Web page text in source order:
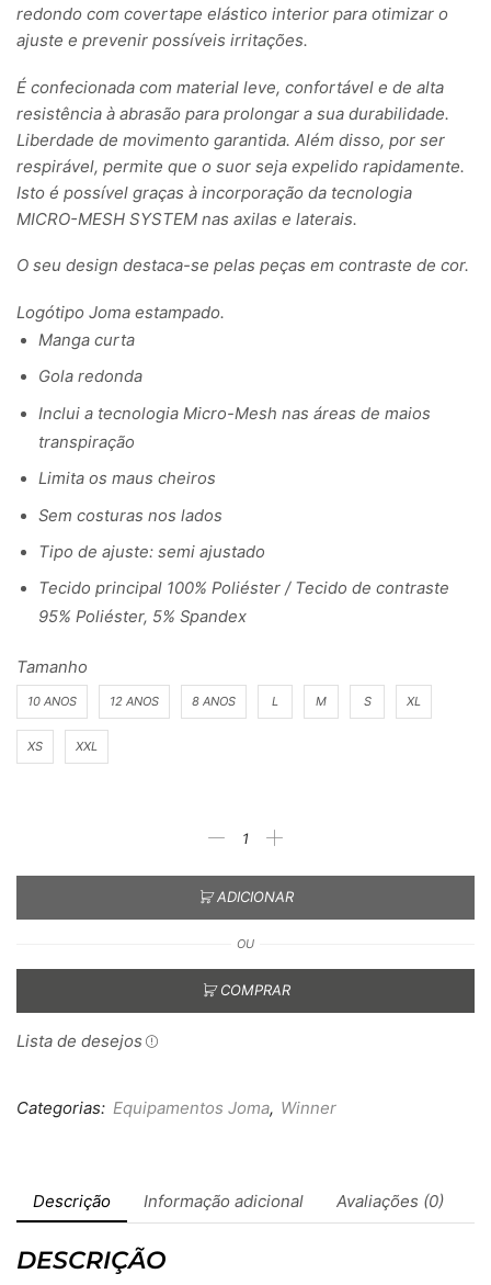
redondo com covertape elástico interior para otimizar o
ajuste e prevenir possíveis irritações.
É confecionada com material leve, confortável e de alta
resistência à abrasão para prolongar a sua durabilidade.
Liberdade de movimento garantida. Além disso, por ser
respirável, permite que o suor seja expelido rapidamente.
Isto é possível graças à incorporação da tecnologia
MICRO-MESH SYSTEM nas axilas e laterais.
O seu design destaca-se pelas peças em contraste de cor.
Logótipo Joma estampado.
Manga curta
Gola redonda
Inclui a tecnologia Micro-Mesh nas áreas de maios
transpiração
Limita os maus cheiros
Sem costuras nos lados
Tipo de ajuste: semi ajustado
Tecido principal 100% Poliéster / Tecido de contraste
95% Poliéster, 5% Spandex
Tamanho
10 ANOS 12 ANOS 8 ANOS L M S XL
XS XXL
ADICIONAR
OU
COMPRAR
Lista de desejos
Categorias: Equipamentos Joma, Winner
Descrição Informação adicional Avaliações (0)
DESCRIÇÃO